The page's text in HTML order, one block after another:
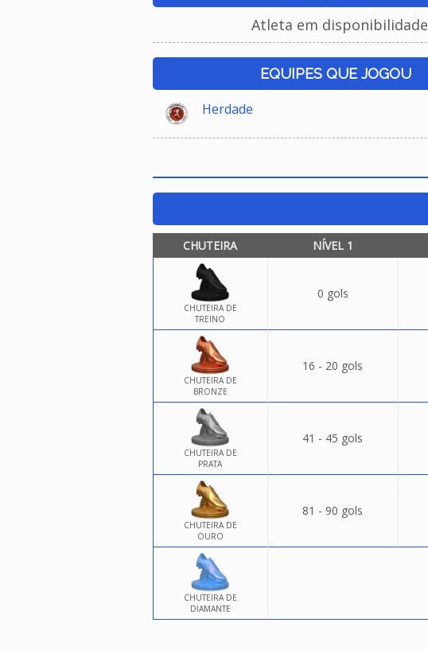
Atleta em disponibilidade
EQUIPES QUE JOGOU
Herdade
CHUTEIRA NÍVEL 1
CHUTEIRA DE
TREINO
0 gols
CHUTEIRA DE
BRONZE
16 - 20 gols
CHUTEIRA DE
PRATA
41 - 45 gols
CHUTEIRA DE
OURO
81 - 90 gols
CHUTEIRA DE
DIAMANTE